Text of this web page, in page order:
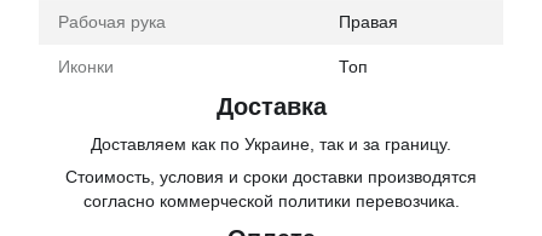
Рабочая рука Правая
Иконки Топ
Доставка
Доставляем как по Украине, так и за границу.
Стоимость, условия и сроки доставки производятся
согласно коммерческой политики перевозчика.